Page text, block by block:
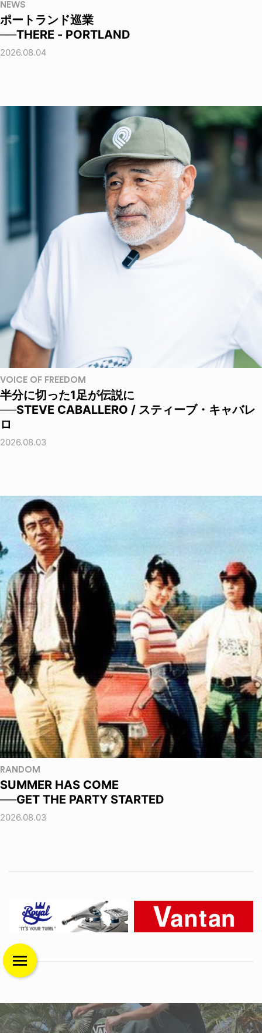
NEWS
ポートランド巡業
──THERE - PORTLAND
2026.08.04
VOICE OF FREEDOM
半分に切った1足が伝説に
──STEVE CABALLERO / スティーブ・キャバレ
ロ
2026.08.03
RANDOM
SUMMER HAS COME
──GET THE PARTY STARTED
2026.08.03